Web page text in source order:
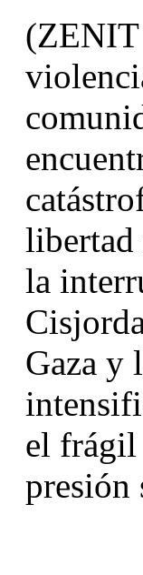
(ZENIT
libertad
la
Gaza y
el frágil
presión